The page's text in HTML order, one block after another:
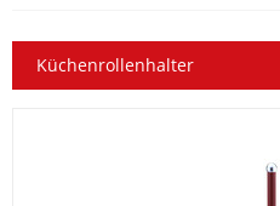
Küchenrollenhalter